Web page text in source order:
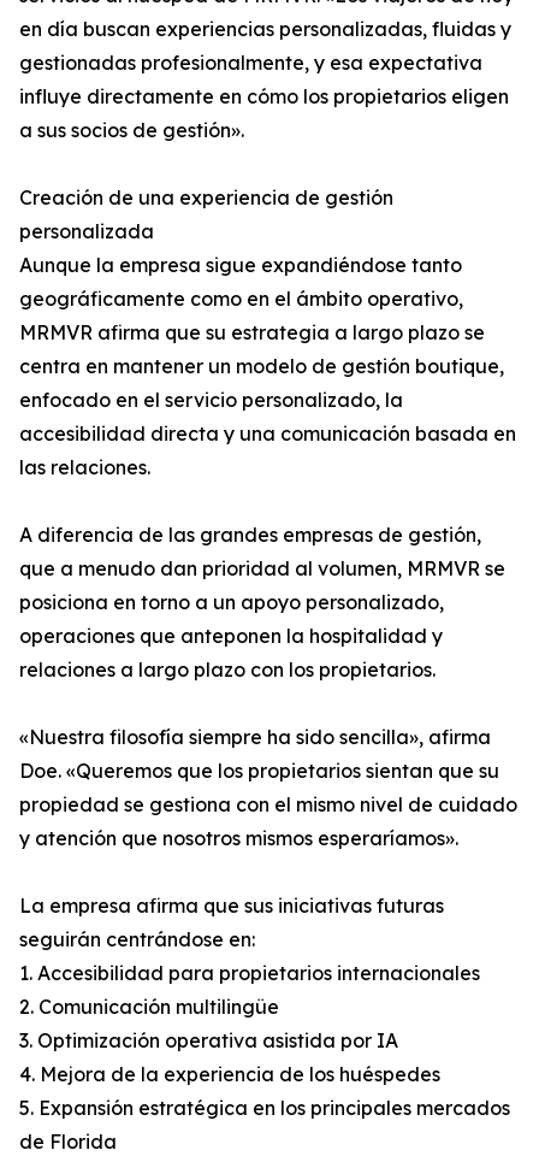
en día buscan experiencias personalizadas, fluidas y
gestionadas profesionalmente, y esa expectativa
influye directamente en cómo los propietarios eligen
a sus socios de gestión».
Creación de una experiencia de gestión
personalizada
Aunque la empresa sigue expandiéndose tanto
geográficamente como en el ámbito operativo,
MRMVR afirma que su estrategia a largo plazo se
centra en mantener un modelo de gestión boutique,
enfocado en el servicio personalizado, la
accesibilidad directa y una comunicación basada en
las relaciones.
A diferencia de las grandes empresas de gestión,
que a menudo dan prioridad al volumen, MRMVR se
posiciona en torno a un apoyo personalizado,
operaciones que anteponen la hospitalidad y
relaciones a largo plazo con los propietarios.
«Nuestra filosofía siempre ha sido sencilla», afirma
Doe. «Queremos que los propietarios sientan que su
propiedad se gestiona con el mismo nivel de cuidado
y atención que nosotros mismos esperaríamos».
La empresa afirma que sus iniciativas futuras
seguirán centrándose en:
1. Accesibilidad para propietarios internacionales
2. Comunicación multilingüe
3. Optimización operativa asistida por IA
4. Mejora de la experiencia de los huéspedes
5. Expansión estratégica en los principales mercados
de Florida